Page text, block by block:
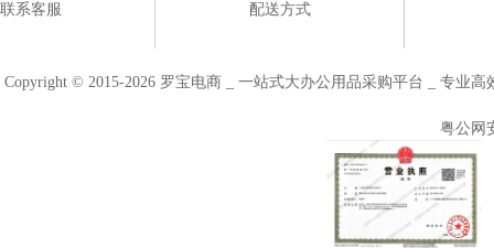
联系客服
配送方式
Copyright © 2015-2026 罗宝电商 _ 一站式大办公用品采购平台 _ 专业
粤公网